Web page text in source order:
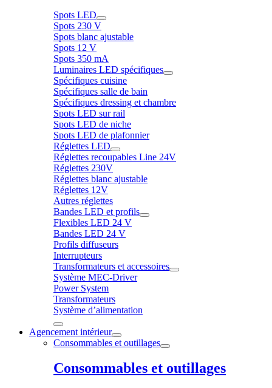
Spots LED
Spots 230 V
Spots blanc ajustable
Spots 12 V
Spots 350 mA
Luminaires LED spécifiques
Spécifiques cuisine
Spécifiques salle de bain
Spécifiques dressing et chambre
Spots LED sur rail
Spots LED de niche
Spots LED de plafonnier
Réglettes LED
Réglettes recoupables Line 24V
Réglettes 230V
Réglettes blanc ajustable
Réglettes 12V
Autres réglettes
Bandes LED et profils
Flexibles LED 24 V
Bandes LED 24 V
Profils diffuseurs
Interrupteurs
Transformateurs et accessoires
Système MEC-Driver
Power System
Transformateurs
Système d’alimentation
Agencement intérieur
Consommables et outillages
Consommables et outillages